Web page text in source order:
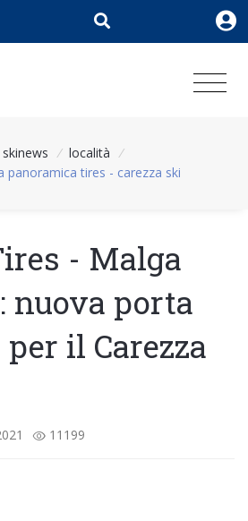
skinews / località /
panoramica tires - carezza ski
- Malga
nuova porta
il Carezza
11199